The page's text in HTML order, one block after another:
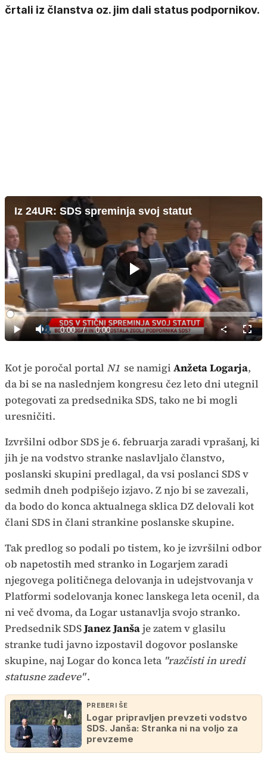
črtali iz članstva oz. jim dali status podpornikov.
Iz 24UR: SDS spreminja svoj statut
Predvajaj
Predvajaj
Tiho Current
0:00 / Duration
0:00
Loaded:
0%
način
Kot je poročal portal N1 se namigi Anžeta Logarja,
da bi se na naslednjem kongresu čez leto dni utegnil
potegovati za predsednika SDS, tako ne bi mogli
uresničiti.
Izvršilni odbor SDS je 6. februarja zaradi vprašanj, ki
jih je na vodstvo stranke naslavljalo članstvo,
poslanski skupini predlagal, da vsi poslanci SDS v
sedmih dneh podpišejo izjavo. Z njo bi se zavezali,
da bodo do konca aktualnega sklica DZ delovali kot
člani SDS in člani strankine poslanske skupine.
Tak predlog so podali po tistem, ko je izvršilni odbor
ob napetostih med stranko in Logarjem zaradi
njegovega političnega delovanja in udejstvovanja v
Platformi sodelovanja konec lanskega leta ocenil, da
ni več dvoma, da Logar ustanavlja svojo stranko.
Predsednik SDSJanez Janšaje zatem v glasilu
stranke tudi javno izpostavil dogovor poslanske
skupine, naj Logar do konca leta "razčisti in uredi
statusne zadeve".
PREBERI ŠE
Logar pripravljen prevzeti vodstvo
SDS. Janša: Stranka ni na voljo za
prevzeme